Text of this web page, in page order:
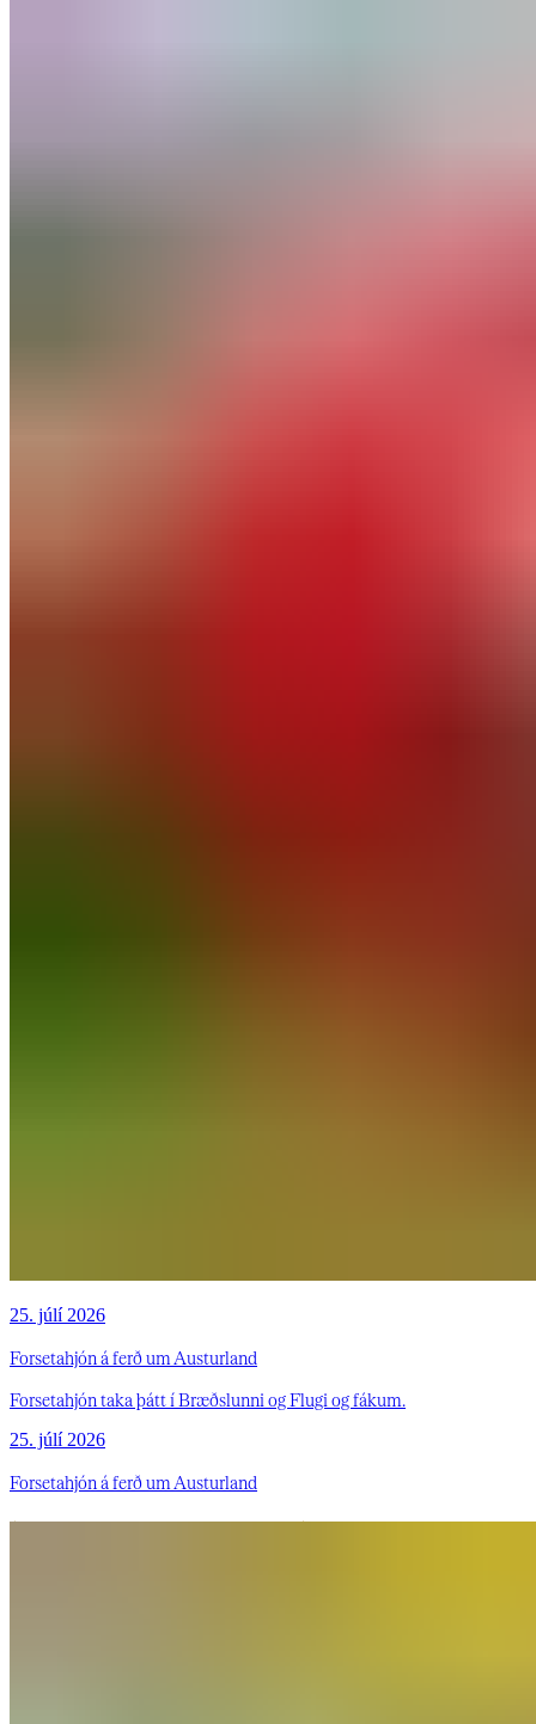
25. júlí 2026
Forsetahjón á ferð um Austurland
Forsetahjón taka þátt í Bræðslunni og Flugi og fákum.
25. júlí 2026
Forsetahjón á ferð um Austurland